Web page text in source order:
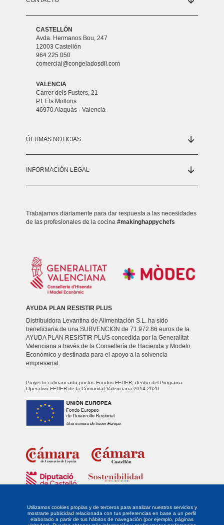
Utilizamos cookies propias y de terceros para analizar nuestros servicios y
mostrarte publicidad relacionada con tus preferencias en base a un perfil
elaborado a partir de tus hábitos de navegación (por ejemplo, páginas
CASTELLÓN
Avda. Hermanos Bou, 247
12003 Castellón
964 225 050
comercial@congeladosdil.com
VALENCIA
Carrer dels Fusters, 21
P.I. Els Mollons
46970 Alaquàs · Valencia
ÚLTIMAS NOTICIAS
INFORMACIÓN LEGAL
Trabajamos diariamente para dar respuesta a las necesidades
de las profesionales de la cocina#makinghappychefs
AYUDA PLAN RESISTIR PLUS
Distribuidora Levantina de Alimentación S.L. ha sido
beneficiaria de una SUBVENCION de 71.972.86 euros de la
AYUDA PLAN RESISTIR PLUS concedida por la Generalitat
Valenciana a través de la Consellería de Hacienda y Modelo
Económico y destinada para el apoyo a la solvencia
empresarial.
Proyecto cofinanciado por los Fondos FEDER, dentro del Programa
Operativo FEDER de la Comunitat Valenciana 2014-2020
Fondo Europeo de Desarrollo Regional
investigación de calidad.